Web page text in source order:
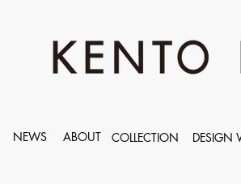
NEWS ABOUT COLLECTION DESIGN